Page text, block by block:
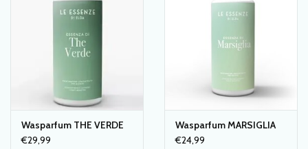
Wasparfum THE VERDE
€29,99
Wasparfum MARSIGLIA
€24,99